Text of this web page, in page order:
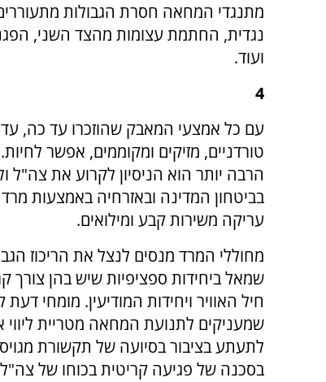
מתנגדי המחאה חסרת הגבולות
נגדית, החתמת עצומות מהצד השני,
ועוד.
4
עם כל אמצעי המאבק שהוזכרו עד כה,
טורדניים, מזיקים ומקוממים, אפשר
הרבה יותר הוא הניסיון לקרוע את צה"ל
בביטחון המדינה ובאזרחיה באמצעות מרד
עריקה משירות קבע ומילואים.
מחוללי המרד מנסים לנצל את הריכוז
שמאל ביחידות ספציפיות שיש בהן צורך
חיל האוויר ויחידות המודיעין. מומחי
שמעניקים לתנועת המחאה מטריית ליווי
לתעתע בציבור בסיועה של תקשורת
בסכנה של פגיעה קריטית בכוחו של